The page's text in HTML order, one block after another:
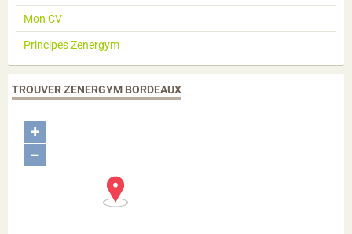
Mon CV
Principes Zenergym
TROUVER ZENERGYM BORDEAUX
+
−